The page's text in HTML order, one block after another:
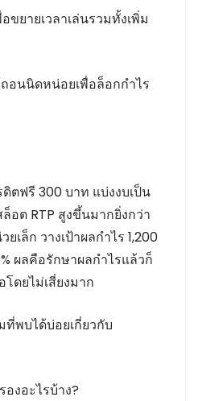
ขยายเวลาเล่นรวมทั้งเพิ่ม
ถอนนิดหน่อยเพื่อล็อกกำไร
ดิตฟรี 300 บาท แบ่งงบเป็น
อต RTP สูงขึ้นมากยิ่งกว่า
เล็ก วางเป้าผลกำไร 1,200
ผลคือรักษาผลกำไรแล้วก็
ดยไม่เสี่ยงมาก
พบได้บ่อยเกี่ยวกับ
งอะไรบ้าง?